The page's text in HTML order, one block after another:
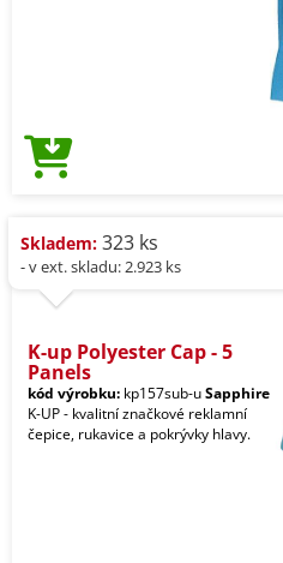
Skladem: 323 ks
- v ext. skladu: 2.923 ks
K-up Polyester Cap - 5
Panels
kód výrobku: kp157sub-uSapphire
K-UP - kvalitní značkové reklamní
čepice, rukavice a pokrývky hlavy.